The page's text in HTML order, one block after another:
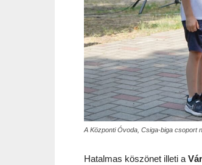
A Központi Óvoda, Csiga-biga csoport
Hatalmas köszönet illeti a